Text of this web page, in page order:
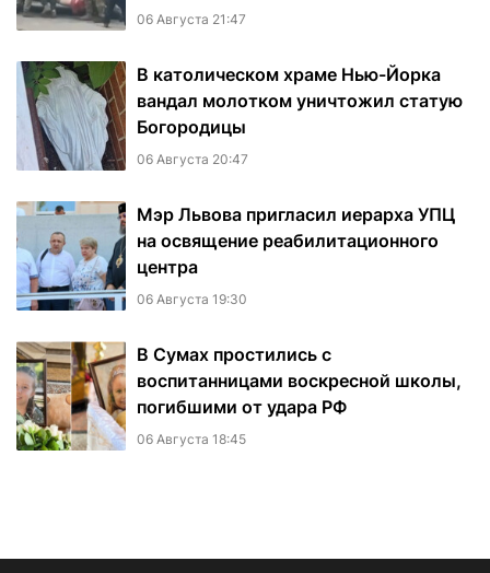
06 Августа 21:47
В католическом храме Нью-Йорка
вандал молотком уничтожил статую
Богородицы
06 Августа 20:47
Мэр Львова пригласил иерарха УПЦ
на освящение реабилитационного
центра
06 Августа 19:30
В Сумах простились с
воспитанницами воскресной школы,
погибшими от удара РФ
06 Августа 18:45